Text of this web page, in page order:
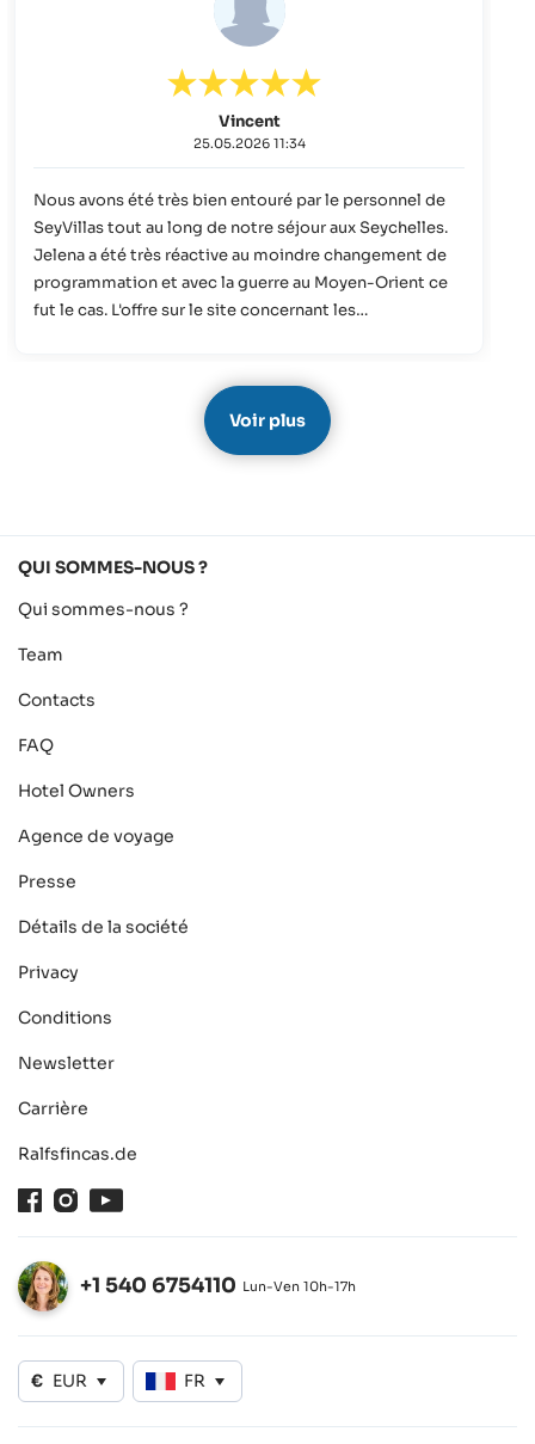
Vincent
25.05.2026 11:34
Nous avons été très bien entouré par le personnel de
SeyVillas tout au long de notre séjour aux Seychelles.
Jelena a été très réactive au moindre changement de
programmation et avec la guerre au Moyen-Orient ce
fut le cas. L'offre sur le site concernant les
sommes inspirés pour nos excursions et visites. Je
conseille absolument à tous les voyageurs de passer
Voir plus
QUI SOMMES-NOUS ?
Qui sommes-nous ?
Team
Contacts
FAQ
Hotel Owners
Agence de voyage
Presse
Détails de la société
Privacy
Conditions
Newsletter
Carrière
Ralfsfincas.de
FacebookInstagram
Ouvert
+1 540 6754110 Lun-Ven 10h-17h
€ EUR FR